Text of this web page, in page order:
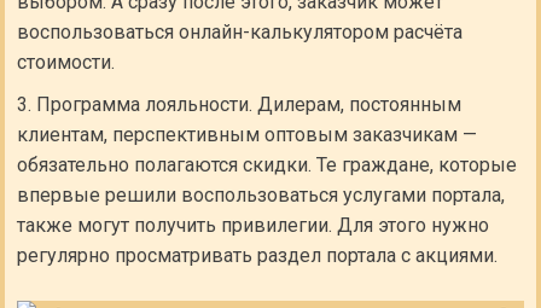
воспользоваться онлайн-калькулятором расчёта
стоимости.
Программа лояльности. Дилерам, постоянным
клиентам, перспективным оптовым заказчикам —
обязательно полагаются скидки. Те граждане, которые
впервые решили воспользоваться услугами портала,
также могут получить привилегии. Для этого нужно
регулярно просматривать раздел портала с акциями.